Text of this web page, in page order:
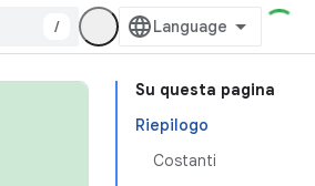
/
Su questa pagina
Riepilogo
Costanti